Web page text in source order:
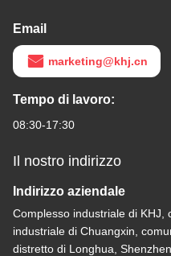
Email
marketing@khj.cn
Tempo di lavoro:
08:30-17:30
Il nostro indirizzo
Indirizzo aziendale
Complesso industriale di KHJ,
industriale di Chuangxin,
distretto di Longhua,